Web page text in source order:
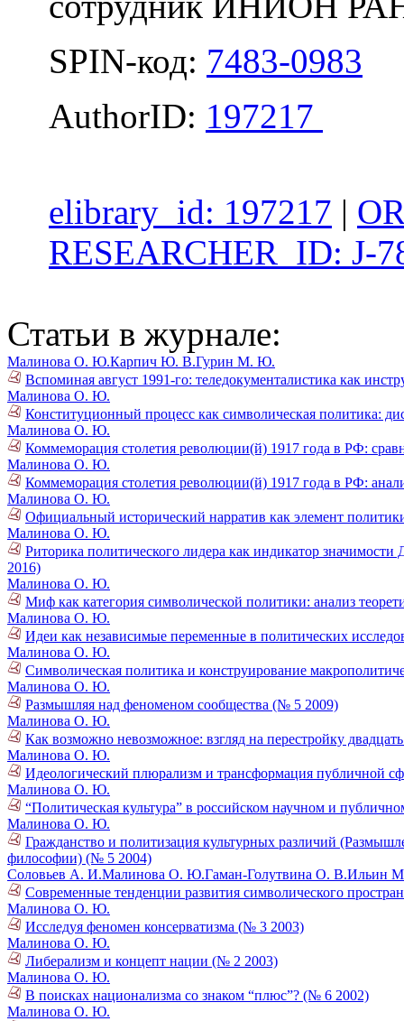
SPIN-код: 7483-0983
AuthorID: 197217
elibrary_id: 197217 |
RESEARCHER_ID: J-
Статьи в журнале:
Малинова О. Ю.Карпич Ю. В.Гурин М. Ю.
Вспоминая август 1991-го: теледокументалистика как
Малинова О. Ю.
Конституционный процесс как символическая политика:
Малинова О. Ю.
Коммеморация столетия революции(й) 1917 года в РФ:
Малинова О. Ю.
Коммеморация столетия революции(й) 1917 года в РФ:
Малинова О. Ю.
Официальный исторический нарратив как элемент
Малинова О. Ю.
Риторика политического лидера как индикатор
2016)
Малинова О. Ю.
Миф как категория символической политики: анализ
Малинова О. Ю.
Идеи как независимые переменные в политических
Малинова О. Ю.
Символическая политика и конструирование
Малинова О. Ю.
Размышляя над феноменом сообщества (№ 5 2009)
Малинова О. Ю.
Как возможно невозможное: взгляд на перестройку
Малинова О. Ю.
Идеологический плюрализм и трансформация публичной
Малинова О. Ю.
“Политическая культура” в российском научном и
Малинова О. Ю.
Гражданство и политизация культурных различий
философии) (№ 5 2004)
Соловьев А. И.Малинова О. Ю.Гаман-Голутвина О. В.Ильин
Современные тенденции развития символического
Малинова О. Ю.
Исследуя феномен консерватизма (№ 3 2003)
Малинова О. Ю.
Либерализм и концепт нации (№ 2 2003)
Малинова О. Ю.
В поисках национализма со знаком “плюс”? (№ 6 2002)
Малинова О. Ю.